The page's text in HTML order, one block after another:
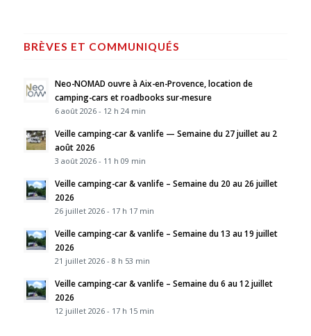
BRÈVES ET COMMUNIQUÉS
Neo-NOMAD ouvre à Aix-en-Provence, location de
camping-cars et roadbooks sur-mesure
6 août 2026 - 12 h 24 min
Veille camping-car & vanlife — Semaine du 27 juillet au 2
août 2026
3 août 2026 - 11 h 09 min
Veille camping-car & vanlife – Semaine du 20 au 26 juillet
2026
26 juillet 2026 - 17 h 17 min
Veille camping-car & vanlife – Semaine du 13 au 19 juillet
2026
21 juillet 2026 - 8 h 53 min
Veille camping-car & vanlife – Semaine du 6 au 12 juillet
2026
12 juillet 2026 - 17 h 15 min